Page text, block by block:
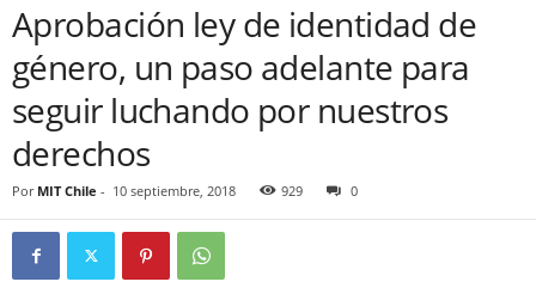
Aprobación ley de identidad de
género, un paso adelante para
seguir luchando por nuestros
derechos
Por MIT Chile - 10 septiembre, 2018 929 0